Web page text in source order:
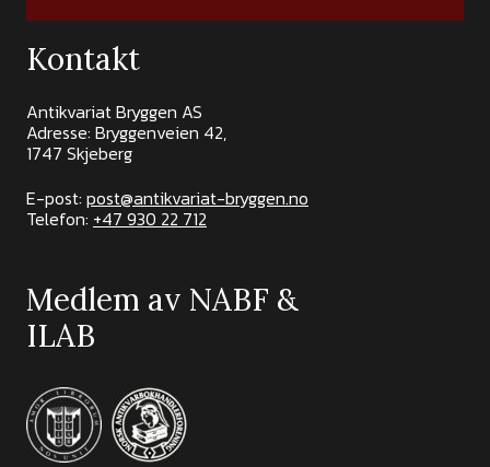
Kontakt
Antikvariat Bryggen AS
Adresse: Bryggenveien 42,
1747 Skjeberg
E-post: post@antikvariat-bryggen.no
Telefon: +47 930 22 712
Medlem av NABF &
ILAB